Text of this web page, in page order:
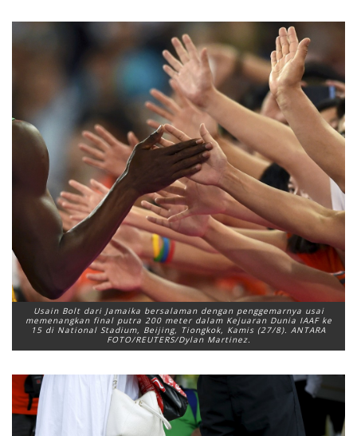
Usain Bolt dari Jamaika bersalaman dengan penggemarnya usai
memenangkan final putra 200 meter dalam Kejuaran Dunia IAAF ke
15 di National Stadium, Beijing, Tiongkok, Kamis (27/8). ANTARA
FOTO/REUTERS/Dylan Martinez.